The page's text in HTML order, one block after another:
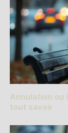
Annulation ou
tout savoir